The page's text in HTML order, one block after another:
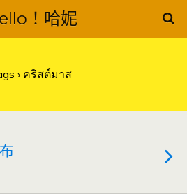
！哈妮
› คริสต์มาส